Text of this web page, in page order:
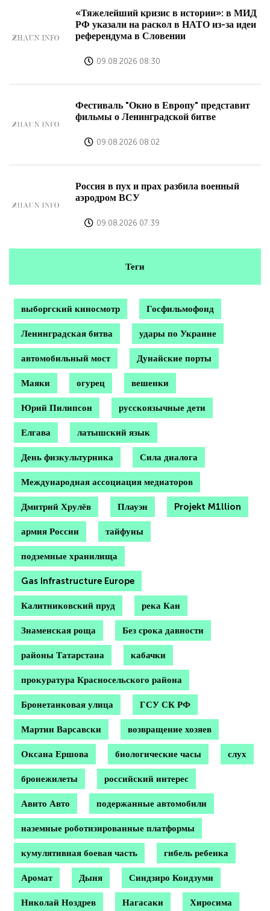
«Тяжелейший кризис в истории»: в МИД
РФ указали на раскол в НАТО из-за идеи
референдума в Словении
09.08.2026 08:30
Фестиваль "Окно в Европу" представит
фильмы о Ленинградской битве
09.08.2026 08:02
Россия в пух и прах разбила военный
аэродром ВСУ
09.08.2026 07:39
Теги
выборгский киносмотр Госфильмофонд
Ленинградская битва удары по Украине
автомобильный мост Дунайские порты
Маяки огурец вешенки
Юрий Пилипсон русскоязычные дети
Елгава латышский язык
День физкультурника Сила диалога
Международная ассоциация медиаторов
Дмитрий Хрулёв Плауэн Projekt M1llion
армия России тайфуны
подземные хранилища
Gas Infrastructure Europe
Калитниковский пруд река Кан
Знаменская роща Без срока давности
районы Татарстана кабачки
прокуратура Красносельского района
Бронетанковая улица ГСУ СК РФ
Мартин Варсавски возвращение хозяев
Оксана Ершова биологические часы слух
бронежилеты российский интерес
Авито Авто подержанные автомобили
наземные роботизированные платформы
кумулятивная боевая часть гибель ребенка
Аромат Дыня Синдзиро Коидзуми
Николай Ноздрев Нагасаки Хиросима